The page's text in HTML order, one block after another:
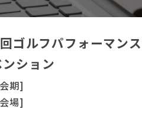
ゴルフパフォーマンス
ション
期]
場]